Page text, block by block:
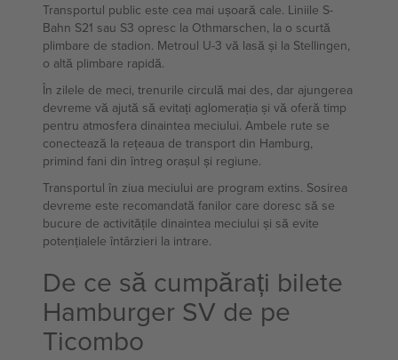
Transportul public este cea mai ușoară cale. Liniile S-
Bahn S21 sau S3 opresc la Othmarschen, la o scurtă
plimbare de stadion. Metroul U-3 vă lasă și la Stellingen,
o altă plimbare rapidă.
În zilele de meci, trenurile circulă mai des, dar ajungerea
devreme vă ajută să evitați aglomerația și vă oferă timp
pentru atmosfera dinaintea meciului. Ambele rute se
conectează la rețeaua de transport din Hamburg,
primind fani din întreg orașul și regiune.
Transportul în ziua meciului are program extins. Sosirea
devreme este recomandată fanilor care doresc să se
bucure de activitățile dinaintea meciului și să evite
potențialele întârzieri la intrare.
De ce să cumpărați bilete
Hamburger SV de pe
Ticombo